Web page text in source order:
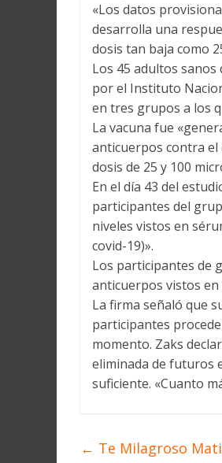
«Los datos
desarrolla una
dosis tan baja como
Los 45 adultos
por el Instituto
en tres grupos a los
La vacuna fue
anticuerpos contra el
dosis de 25 y 100
En el día 43 del
participantes del
niveles vistos en
covid-19)».
Los participantes de
anticuerpos vistos en
La firma señaló que
participantes
momento. Zaks
eliminada de futuros
suficiente. «Cuanto
← Te Milagroso